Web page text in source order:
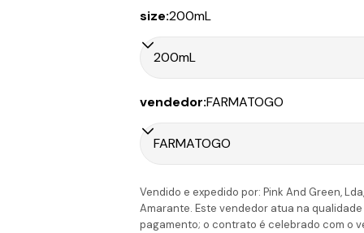
size:200mL
vendedor:FARMATOGO
Vendido e expedido por: Pink And Green,
Amarante. Este vendedor atua na
pagamento; o contrato é celebrado com o